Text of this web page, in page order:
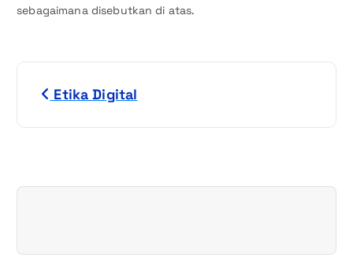
sebagaimana disebutkan di atas.
i
a
Etika Digital